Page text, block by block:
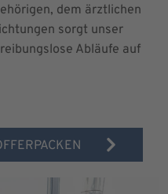
dem ärztlichen
sorgt unser
Abläufe auf